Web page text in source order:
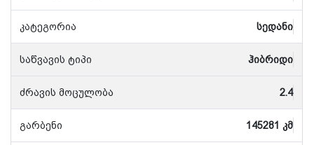
კატეგორია სედანი
საწვავის ტიპი ჰიბრიდი
ძრავის მოცულობა 2.4
გარბენი 145281 კმ